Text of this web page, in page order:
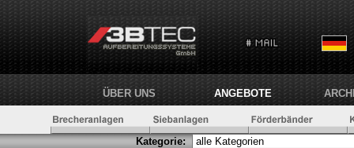
ÜBER UNS ANGEBOTE
Kategorie: